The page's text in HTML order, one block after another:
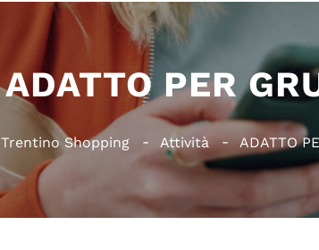
ADATTO PER
Trentino Shopping Attività ADATTO